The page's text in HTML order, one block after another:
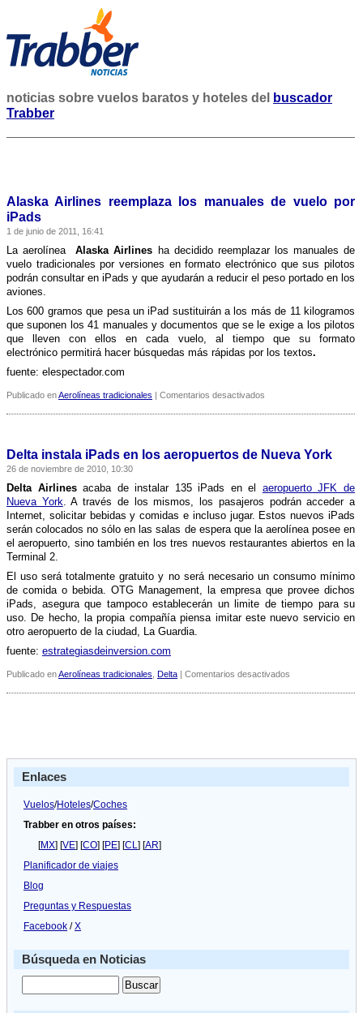
noticias sobre vuelos baratos y hoteles del
buscador
Trabber
Alaska Airlines reemplaza los manuales de vuelo por
iPads
1 de junio de 2011, 16:41
La aerolí­neaAlaska Airlines ha decidido reemplazar los manuales de
vuelo tradicionales por versiones en formato electrónico que sus pilotos
podrán consultar en iPads y que ayudarán a reducir el peso portado en los
aviones.
Los 600 gramos que pesa un iPad sustituirán a los más de 11 kilogramos
que suponen los 41 manuales y documentos que se le exige a los pilotos
que lleven con ellos en cada vuelo, al tiempo que su formato
electrónico permitirá hacer búsquedas más rápidas por los textos.
fuente: elespectador.com
Publicado enAerolíneas tradicionales | Comentarios desactivados
manuales
vuelo
por
iPads
Delta instala iPads en los aeropuertos de Nueva York
26 de noviembre de 2010, 10:30
Delta Airlinesacaba de instalar 135 iPads en el aeropuerto JFK de
Nueva York. A través de los mismos, los pasajeros podrán acceder a
Internet, solicitar bebidas y comidas e incluso jugar. Estos nuevos iPads
serán colocados no sólo en las salas de espera que la aerolí­nea posee en
el aeropuerto, sino también en los tres nuevos restaurantes abiertos en la
Terminal 2.
El uso será totalmente gratuito y no será necesario un consumo mí­nimo
de comida o bebida. OTG Management, la empresa que provee dichos
iPads, asegura que tampoco establecerán un limite de tiempo para su
uso. De hecho, la propia compañí­a piensa imitar este nuevo servicio en
otro aeropuerto de la ciudad, La Guardia.
fuente: estrategiasdeinversion.com
Publicado enAerolíneas tradicionales Delta | Comentarios desactivados
York
Enlaces
Vuelos/Hoteles/Coches
Trabber en otros países:
[MX] [VE] [CO] [PE] [CL] [AR]
Planificador de viajes
Blog
Preguntas y Respuestas
Facebook /X
Búsqueda en Noticias